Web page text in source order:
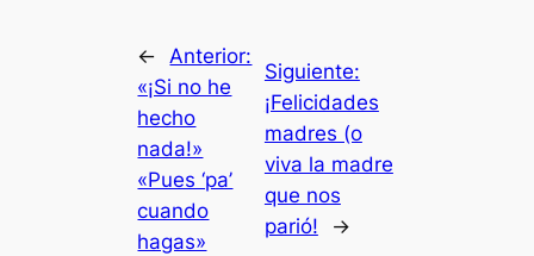
←
Anterior:
«¡Si no he
hecho
nada!»
«Pues ‘pa’
cuando
hagas»
Siguiente:
¡Felicidades
madres (o
viva la madre
que nos
parió!
→